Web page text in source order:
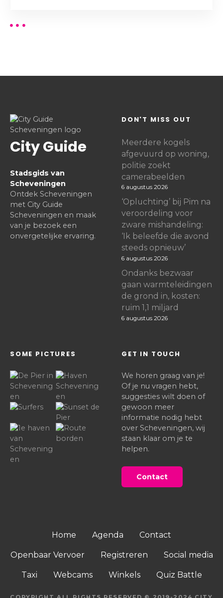
City Guide
Stadsgids van
Scheveningen
Ontdek Scheveningen
met City Guide
Scheveningen en maak
van je bezoek een
onvergetelijke ervaring.
DON'T MISS OUT
Meerdere kogels
afgevuurd op woning,
politie zoekt
camerabeelden
6 augustus 2026
‘Opluchting’ bij Pim na
veroordeling voor
zware mishandeling:
‘Ik beleefde die avond
steeds opnieuw’
6 augustus 2026
Ondanks bezwaar
gaan warmteleidingen
de grond in, kosten:
ruim 1,1 miljard
6 augustus 2026
SOME PICTURES GET IN TOUCH
We horen graag van je!
Of je nu vragen hebt,
suggesties wilt doen of
gewoon meer
informatie nodig hebt
over Scheveningen, wij
staan klaar om je te
helpen.
Contact
Home Agenda Contact
Openbaar Vervoer Registreren Social media
Taxi Webcams Winkels Quiz Battle